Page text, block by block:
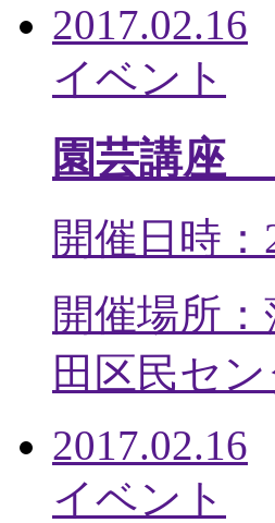
2017.02.16
イベント
園芸講座
開催日時
開催場所
田区民セ
2017.02.16
イベント